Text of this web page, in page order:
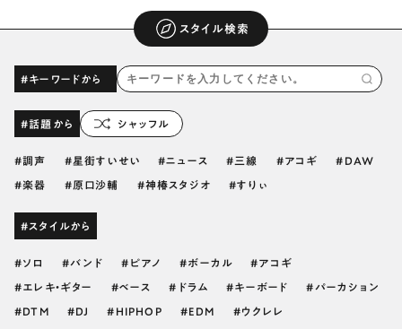
スタイル検索
#キーワードから
#話題から シャッフル
調声 星街すいせい ニュース 三線 アコギ DAW
楽器 原口沙輔 神椿スタジオ すりぃ
#スタイルから
ソロ バンド ピアノ ボーカル アコギ
エレキ・ギター ベース ドラム キーボード パーカション
DTM DJ HIPHOP EDM ウクレレ